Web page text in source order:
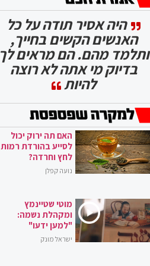
היה אסיר תודה על כל
האנשים הקשים בחייך,
ותלמד מהם. הם מראים לך
בדיוק מי אתה לא רוצה
להיות
האם תה ירוק יכול
לסייע בהורדת רמות
לחץ וחרדה?
נועה קפלן
מוטי שטיינמץ
ומקהלת נשמה:
"למען ידעו"
ישראל מונק